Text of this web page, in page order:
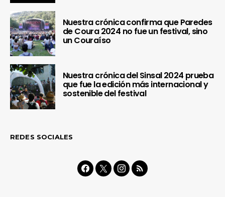
Nuestra crónica confirma que Paredes
de Coura 2024 no fue un festival, sino
un Couraíso
Nuestra crónica del Sinsal 2024 prueba
que fue la edición más internacional y
sostenible del festival
REDES SOCIALES